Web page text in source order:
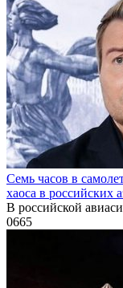
Семь часов в
хаоса в российских
В российской
0665